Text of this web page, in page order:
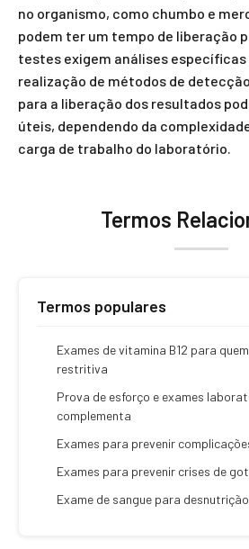
no organismo, como chumbo e
podem ter um tempo de liberação
testes exigem análises específicas
realização de métodos de
para a liberação dos resultados
úteis, dependendo da
carga de trabalho do laboratório.
Termos
Termos populares
Exames de vitamina B12 para
restritiva
Prova de esforço e exames
complementa
Exames para prevenir
Exames para prevenir crises de
Exame de sangue para desnutrição